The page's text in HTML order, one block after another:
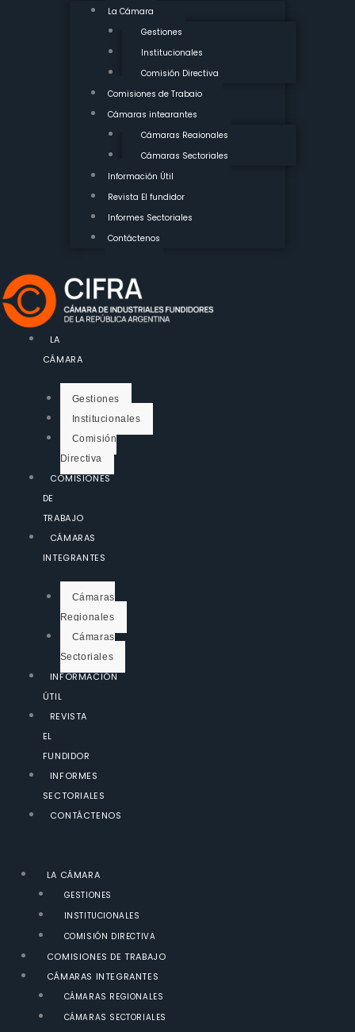
La Cámara
Gestiones
Institucionales
Comisión Directiva
Comisiones de Trabajo
Cámaras integrantes
Cámaras Regionales
Cámaras Sectoriales
Información Útil
Revista El fundidor
Informes Sectoriales
Contáctenos
LA
CÁMARA
Gestiones
Institucionales
Comisión
Directiva
COMISIONES
DE
TRABAJO
CÁMARAS
INTEGRANTES
Cámaras
Regionales
Cámaras
Sectoriales
INFORMACIÓN
ÚTIL
REVISTA
EL
FUNDIDOR
INFORMES
SECTORIALES
CONTÁCTENOS
LA CÁMARA
GESTIONES
INSTITUCIONALES
COMISIÓN DIRECTIVA
COMISIONES DE TRABAJO
CÁMARAS INTEGRANTES
CÁMARAS REGIONALES
CÁMARAS SECTORIALES